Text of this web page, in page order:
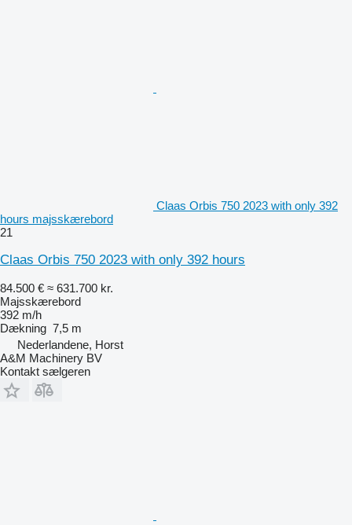
Claas Orbis 750 2023 with only 392
hours majsskærebord
21
Claas Orbis 750 2023 with only 392 hours
84.500 € ≈ 631.700 kr.
Majsskærebord
392 m/h
Dækning 7,5 m
Nederlandene, Horst
A&M Machinery BV
Kontakt sælgeren